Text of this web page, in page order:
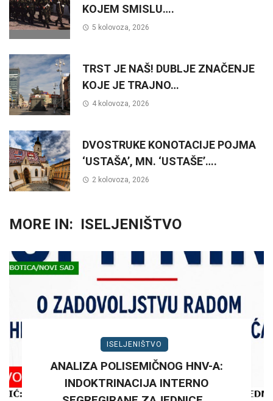
KOJEM SMISLU….
5 kolovoza, 2026
TRST JE NAŠ! DUBLJE ZNAČENJE
KOJE JE TRAJNO…
4 kolovoza, 2026
DVOSTRUKE KONOTACIJE POJMA
‘USTAŠA’, MN. ‘USTAŠE’….
2 kolovoza, 2026
MORE IN: ISELJENIŠTVO
ISELJENIŠTVO
ANALIZA POLISEMIČNOG HNV-A:
INDOKTRINACIJA INTERNO